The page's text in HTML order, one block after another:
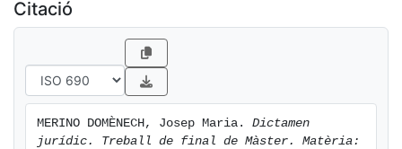
Citació
MERINO DOMÈNECH, Josep Maria. Dictamen
jurídic. Treball de final de Màster. Matèria: